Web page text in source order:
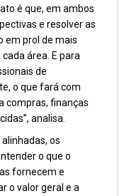
é que, em ambos
e resolver as
em prol de mais
área. E para
de
o que fará com
compras, finanças
analisa.
os
o que o
fornecem e
o valor geral e a